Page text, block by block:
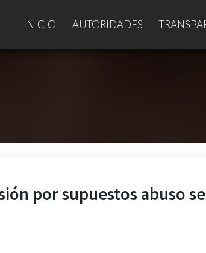
INICIO AUTORIDADES
por supuestos abuso